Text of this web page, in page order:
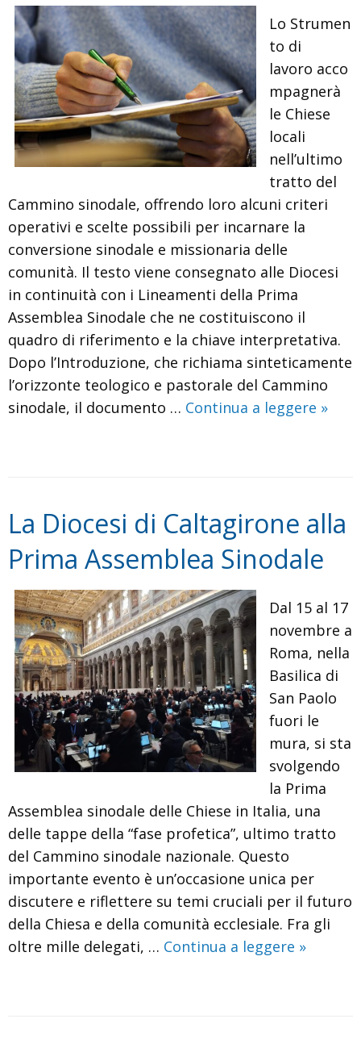
Lo Strumen
to di
lavoro acco
mpagnerà
le Chiese
locali
nell’ultimo
tratto del
Cammino sinodale, offrendo loro alcuni criteri
operativi e scelte possibili per incarnare la
conversione sinodale e missionaria delle
comunità. Il testo viene consegnato alle Diocesi
in continuità con i Lineamenti della Prima
Assemblea Sinodale che ne costituiscono il
quadro di riferimento e la chiave interpretativa.
Dopo l’Introduzione, che richiama sinteticamente
l’orizzonte teologico e pastorale del Cammino
sinodale, il documento … Continua a leggere
verso
delle
in
Italia
»
La Diocesi di Caltagirone alla
Prima Assemblea Sinodale
Dal 15 al 17
novembre a
Roma, nella
Basilica di
San Paolo
fuori le
mura, si sta
svolgendo
la Prima
Assemblea sinodale delle Chiese in Italia, una
delle tappe della “fase profetica”, ultimo tratto
del Cammino sinodale nazionale. Questo
importante evento è un’occasione unica per
discutere e riflettere su temi cruciali per il futuro
della Chiesa e della comunità ecclesiale. Fra gli
oltre mille delegati, … Continua a leggere La
»